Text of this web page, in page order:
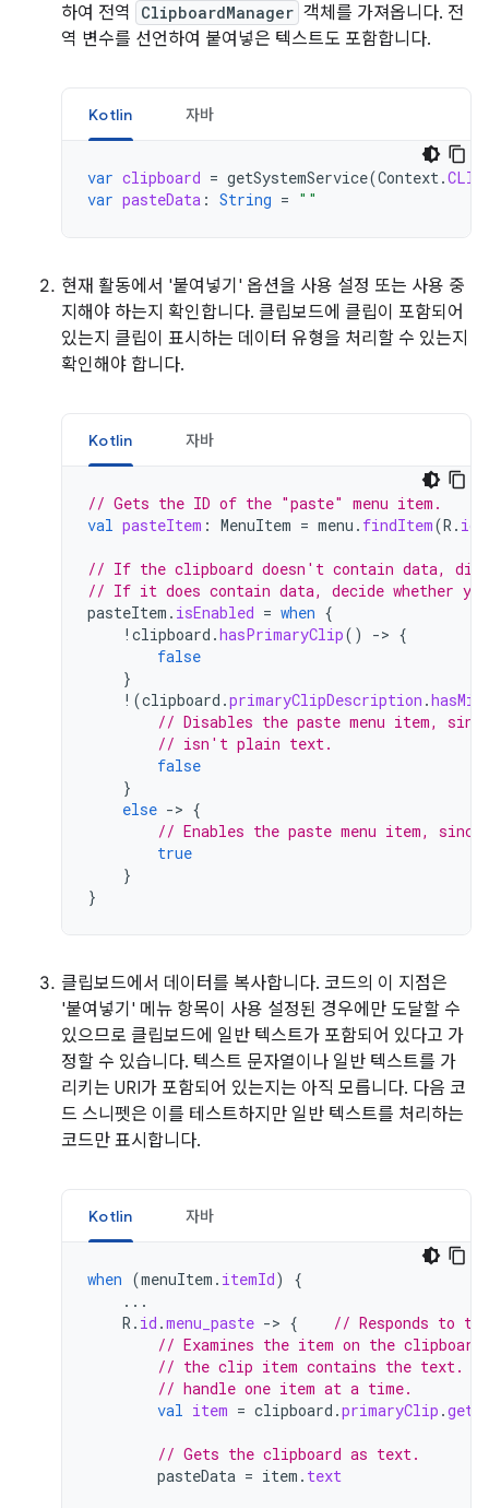
하여 전역
ClipboardManager 객체를 가져옵니다. 전
역 변수를 선언하여 붙여넣은 텍스트도 포함합니다.
Kotlin 자바
var clipboard = getSystemService(Context.
var pasteData : String = ""
현재 활동에서 '붙여넣기' 옵션을 사용 설정 또는 사용 중
지해야 하는지 확인합니다. 클립보드에 클립이 포함되어
있는지 클립이 표시하는 데이터 유형을 처리할 수 있는지
확인해야 합니다.
Kotlin 자바
// Gets the ID of the "paste" menu item.
val pasteItem : MenuItem = menu . findItem(R . id
// If the clipboard doesn't contain data,
// If it does contain data, decide whether
pasteItem . isEnabled = when {
! clipboard .hasPrimaryClip() -> {
false
}
! (clipboard .primaryClipDescription .
// Disables the paste menu item,
// isn't plain text.
false
}
else -> {
// Enables the paste menu item,
true
}
}
클립보드에서 데이터를 복사합니다. 코드의 이 지점은
'붙여넣기' 메뉴 항목이 사용 설정된 경우에만 도달할 수
있으므로 클립보드에 일반 텍스트가 포함되어 있다고 가
정할 수 있습니다. 텍스트 문자열이나 일반 텍스트를 가
리키는 URI가 포함되어 있는지는 아직 모릅니다. 다음 코
드 스니펫은 이를 테스트하지만 일반 텍스트를 처리하는
코드만 표시합니다.
Kotlin 자바
when (menuItem . itemId)
{
...
R . id .menu_paste -> {
// Responds to
// Examines the item on the
// the clip item contains the text.
// handle one item at a time.
val item = clipboard .primaryClip .
// Gets the clipboard as text.
pasteData = item . text